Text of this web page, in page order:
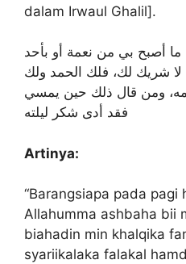
dalam Irwaul Ghalil].
أصبح بي من نعمة أو بأحد
شريك لك، فلك الحمد ولك
ومن قال ذلك حين يمسي
فقد أدى شكر ليلته
Artinya:
“Barangsiapa pada pagi
Allahumma ashbaha bii
biahadin min khalqika
syariikalaka falakal